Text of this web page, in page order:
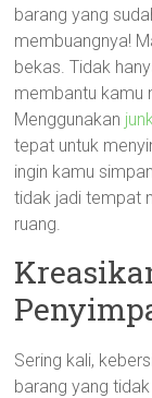
barang yang
membuangnya!
bekas. Tidak
membantu kamu
Menggunakan
tepat untuk
ingin kamu
tidak jadi tempat
ruang.
Sering kali,
barang yang